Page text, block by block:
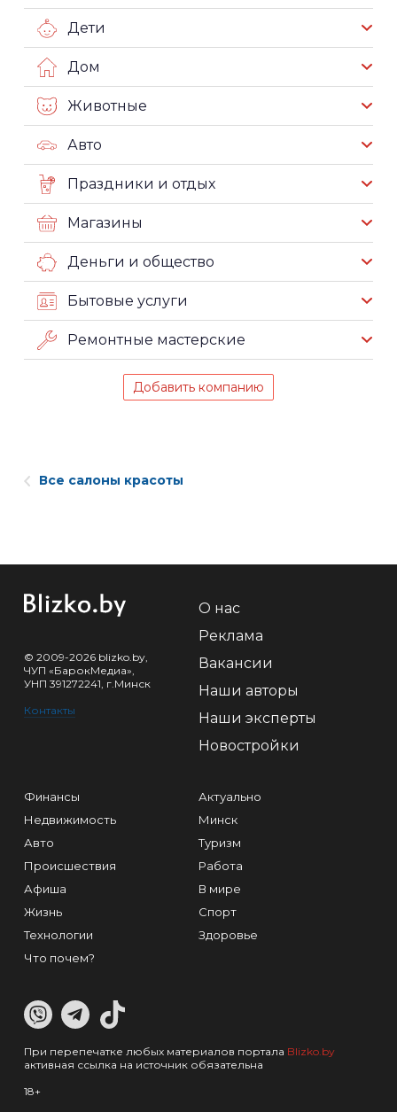
Дети
Дом
Животные
Авто
Праздники и отдых
Магазины
Деньги и общество
Бытовые услуги
Ремонтные мастерские
Добавить компанию
Все салоны красоты
© 2009-2026 blizko.by,
ЧУП «БарокМедиа»,
УНП 391272241, г.Минск
Контакты
О нас
Реклама
Вакансии
Наши авторы
Наши эксперты
Новостройки
Финансы
Недвижимость
Авто
Происшествия
Афиша
Жизнь
Технологии
Что почем?
Актуально
Минск
Туризм
Работа
В мире
Спорт
Здоровье
При перепечатке любых материалов портала Blizko.by
активная ссылка на источник обязательна
18+